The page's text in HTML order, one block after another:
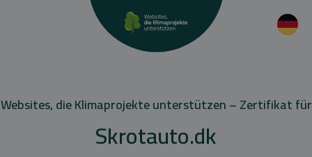
Websites, die Klimaprojekte unterstützen – Zertifikat für
Skrotauto.dk